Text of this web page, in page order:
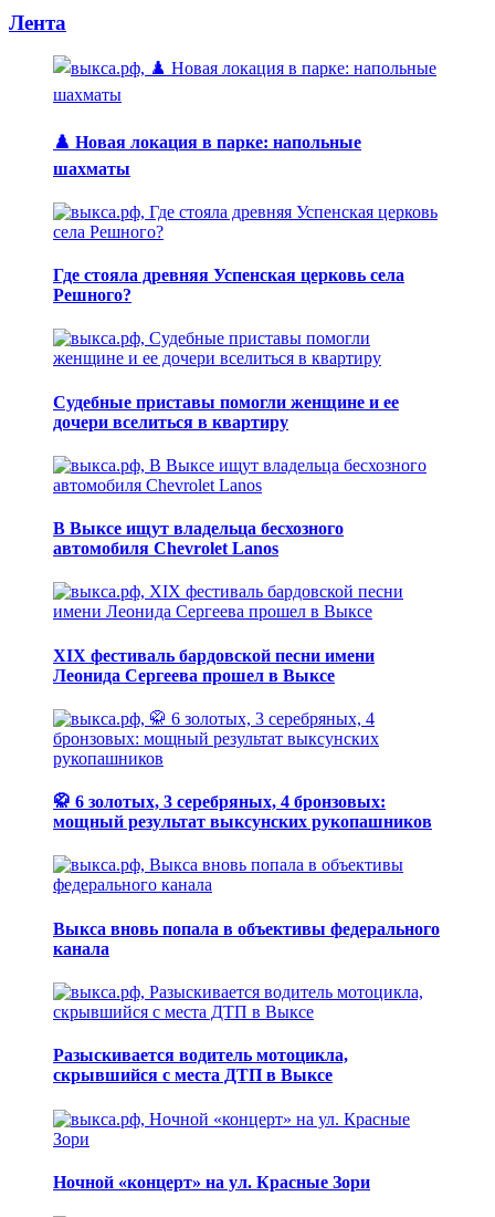
Лента
♟️ Новая локация в парке: напольные
шахматы
Где стояла древняя Успенская церковь села
Решного?
Судебные приставы помогли женщине и ее
дочери вселиться в квартиру
В Выксе ищут владельца бесхозного
автомобиля Chevrolet Lanos
XIX фестиваль бардовской песни имени
Леонида Сергеева прошел в Выксе
🥋 6 золотых, 3 серебряных, 4 бронзовых:
мощный результат выксунских рукопашников
Выкса вновь попала в объективы федерального
канала
Разыскивается водитель мотоцикла,
скрывшийся с места ДТП в Выксе
Ночной «концерт» на ул. Красные Зори